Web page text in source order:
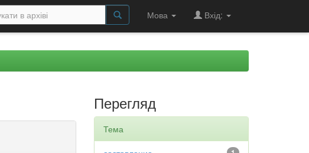
Мова Вхід:
Перегляд
Тема